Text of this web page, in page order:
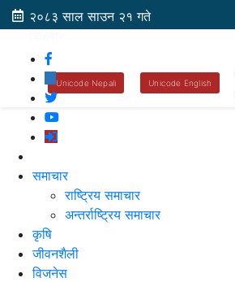
२०८३ साल साउन २१ गते
Unicode Nepali Unicode English
समाचार
राष्ट्रिय समाचार
अन्तर्राष्ट्रिय समाचार
कृषि
जीवनशैली
विजनेस